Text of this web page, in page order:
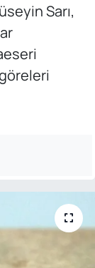
Sarı,